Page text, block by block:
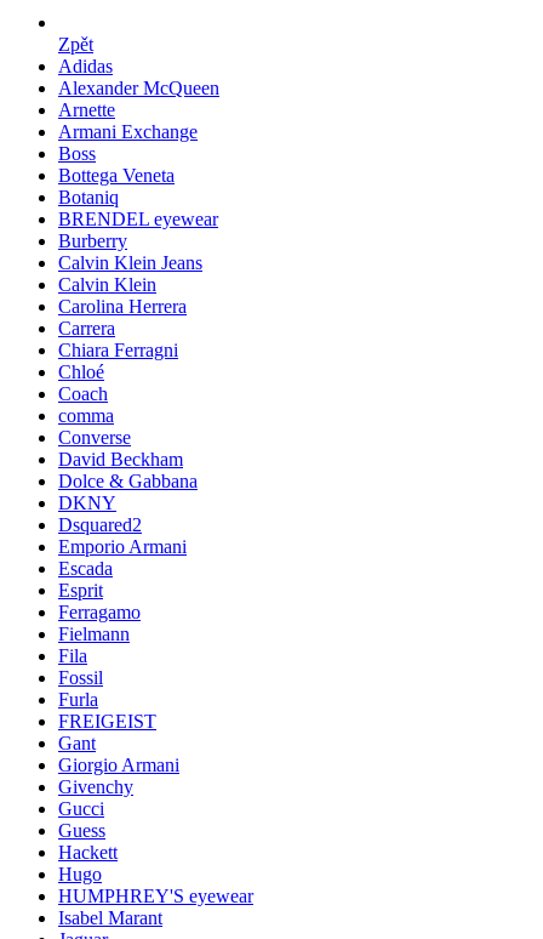
Zpět
Adidas
Alexander McQueen
Arnette
Armani Exchange
Boss
Bottega Veneta
Botaniq
BRENDEL eyewear
Burberry
Calvin Klein Jeans
Calvin Klein
Carolina Herrera
Carrera
Chiara Ferragni
Chloé
Coach
comma
Converse
David Beckham
Dolce & Gabbana
DKNY
Dsquared2
Emporio Armani
Escada
Esprit
Ferragamo
Fielmann
Fila
Fossil
Furla
FREIGEIST
Gant
Giorgio Armani
Givenchy
Gucci
Guess
Hackett
Hugo
HUMPHREY'S eyewear
Isabel Marant